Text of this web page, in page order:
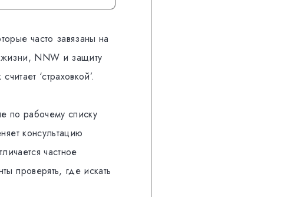
часто завязаны на
NNW и защиту
‘страховкой’.
по рабочему списку
консультацию
частное
проверять, где искать